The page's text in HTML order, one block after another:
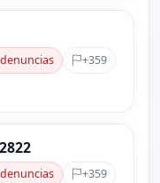
+359
+359